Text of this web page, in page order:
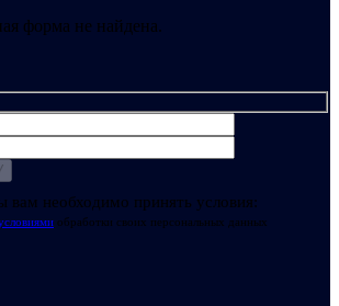
форма не найдена.
вам необходимо принять условия:
обработки своих персональных данных